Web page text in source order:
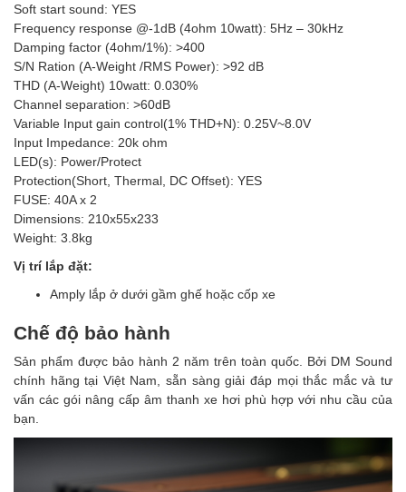
Soft start sound: YES
Frequency response @-1dB (4ohm 10watt): 5Hz – 30kHz
Damping factor (4ohm/1%): >400
S/N Ration (A-Weight /RMS Power): >92 dB
THD (A-Weight) 10watt: 0.030%
Channel separation: >60dB
Variable Input gain control(1% THD+N): 0.25V~8.0V
Input Impedance: 20k ohm
LED(s): Power/Protect
Protection(Short, Thermal, DC Offset): YES
FUSE: 40A x 2
Dimensions: 210x55x233
Weight: 3.8kg
Vị trí lắp đặt:
Amply lắp ở dưới gầm ghế hoặc cốp xe
Chế độ bảo hành
Sản phẩm được bảo hành 2 năm trên toàn quốc. Bởi DM Sound
chính hãng tại Việt Nam, sẵn sàng giải đáp mọi thắc mắc và tư
vấn các gói nâng cấp âm thanh xe hơi phù hợp với nhu cầu của
bạn.